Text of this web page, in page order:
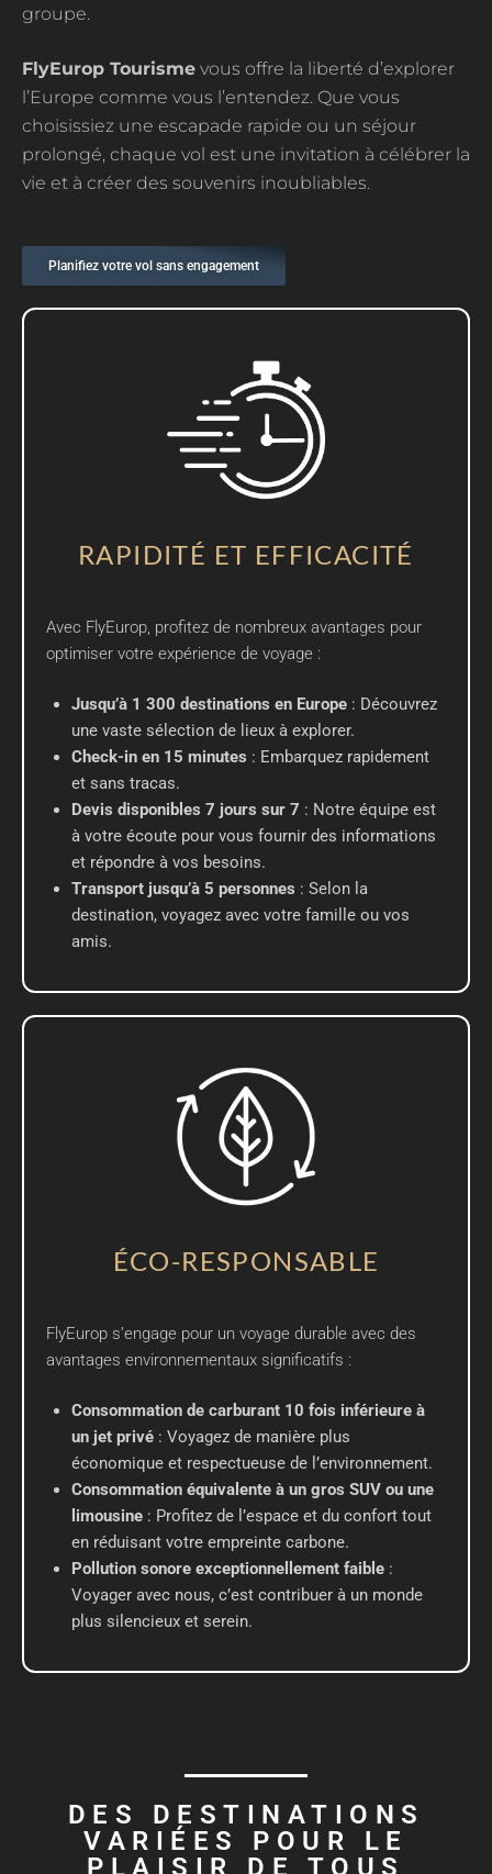
groupe.
FlyEurop Tourisme vous offre la liberté d’explorer
l’Europe comme vous l’entendez. Que vous
choisissiez une escapade rapide ou un séjour
prolongé, chaque vol est une invitation à célébrer la
vie et à créer des souvenirs inoubliables.
Planifiez votre vol sans engagement
RAPIDITÉ ET EFFICACITÉ
Avec FlyEurop, profitez de nombreux avantages pour
optimiser votre expérience de voyage :
Jusqu’à 1 300 destinations en Europe: Découvrez
une vaste sélection de lieux à explorer.
Check-in en 15 minutes : Embarquez rapidement
et sans tracas.
Devis disponibles 7 jours sur 7 : Notre équipe est
à votre écoute pour vous fournir des informations
et répondre à vos besoins.
Transport jusqu’à 5 personnes : Selon la
destination, voyagez avec votre famille ou vos
amis.
ÉCO-RESPONSABLE
FlyEurop s’engage pour un voyage durable avec des
avantages environnementaux significatifs :
Consommation de carburant 10 fois inférieure à
un jet privé : Voyagez de manière plus
économique et respectueuse de l’environnement.
Consommation équivalente à un gros SUV ou une
limousine : Profitez de l’espace et du confort tout
en réduisant votre empreinte carbone.
Pollution sonore exceptionnellement faible :
Voyager avec nous, c’est contribuer à un monde
plus silencieux et serein.
DES DESTINATIONS
VARIÉES POUR LE
PLAISIR DE TOUS